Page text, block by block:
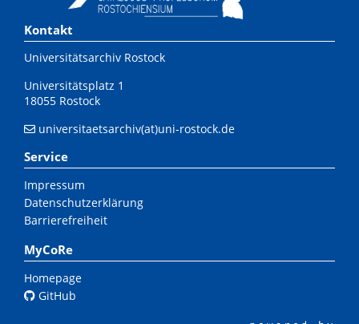
Kontakt
Universitätsarchiv Rostock
Universitätsplatz 1
18055 Rostock
universitaetsarchiv(at)uni-rostock.de
Service
Impressum
Datenschutzerklärung
Barrierefreiheit
MyCoRe
Homepage
GitHub